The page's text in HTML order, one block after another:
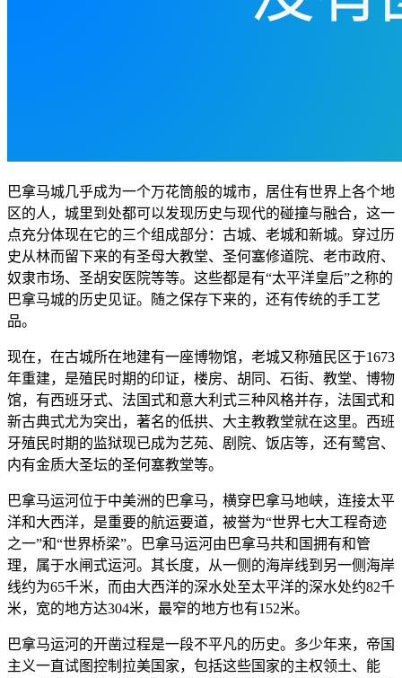
巴拿马城几乎成为一个万花筒般的城市，居住有世界上各个地
区的人，城里到处都可以发现历史与现代的碰撞与融合，这一
点充分体现在它的三个组成部分：古城、老城和新城。穿过历
史从林而留下来的有圣母大教堂、圣何塞修道院、老市政府、
奴隶市场、圣胡安医院等等。这些都是有“太平洋皇后”之称的
巴拿马城的历史见证。随之保存下来的，还有传统的手工艺
品。
现在，在古城所在地建有一座博物馆，老城又称殖民区于1673
年重建，是殖民时期的印证，楼房、胡同、石街、教堂、博物
馆，有西班牙式、法国式和意大利式三种风格并存，法国式和
新古典式尤为突出，著名的低拱、大主教教堂就在这里。西班
牙殖民时期的监狱现已成为艺苑、剧院、饭店等，还有鹭宫、
内有金质大圣坛的圣何塞教堂等。
巴拿马运河位于中美洲的巴拿马，横穿巴拿马地峡，连接太平
洋和大西洋，是重要的航运要道，被誉为“世界七大工程奇迹
之一”和“世界桥梁”。巴拿马运河由巴拿马共和国拥有和管
理，属于水闸式运河。其长度，从一侧的海岸线到另一侧海岸
线约为65千米，而由大西洋的深水处至太平洋的深水处约82千
米，宽的地方达304米，最窄的地方也有152米。
巴拿马运河的开凿过程是一段不平凡的历史。多少年来，帝国
主义一直试图控制拉美国家，包括这些国家的主权领土、能